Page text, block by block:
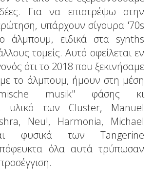
Για να επιστρέψω στην
υπάρχουν σίγουρα '70s
άλμπουμ, ειδικά στα synths
τομείς. Αυτό οφείλεται εν
ότι το 2018 που ξεκινήσαμε
το άλμπουμ, ήμουν στη μέση
musik" φάσης κι
υλικό των Cluster, Manuel
Neu!, Harmonia, Michael
φυσικά των Tangerine
όλα αυτά τρύπωσαν